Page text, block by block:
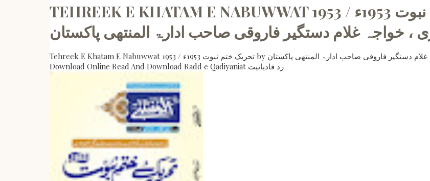
TEHREEK E KHATAM E NABUWWAT 1953 / تحریک ختم نبوت 1953ءBY مولانا ثاقب رضا
، خواجہ غلام دستگیر فاروقی صاحب ادارۃ المنتھی پاکستان
Tehreek E Khatam E Nabuwwat 1953 / تحریک ختم نبوت 1953ء by مولانا ثاقب رضا قادری ، محمد احمد ترازی ، خواجہ غلام دستگیر فاروقی صاحب ادارۃ المنتھی پاکستان Click To